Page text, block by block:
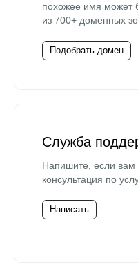
похожее имя может
из 700+ доменных
Подобрать домен
Служба
Напишите, если
консультация по
Написать